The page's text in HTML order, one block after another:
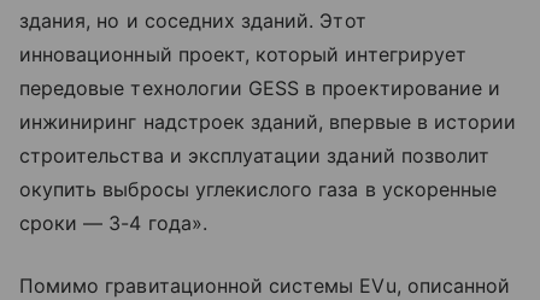
здания, но и соседних зданий. Этот
инновационный проект, который интегрирует
передовые технологии GESS в проектирование и
инжиниринг надстроек зданий, впервые в истории
строительства и эксплуатации зданий позволит
окупить выбросы углекислого газа в ускоренные
сроки — 3-4 года».
Помимо гравитационной системы EVu, описанной